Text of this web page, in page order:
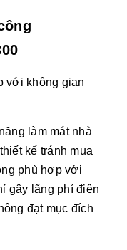
với không gian
làm mát nhà
kế tránh mua
phù hợp với
gây lãng phí điện
đạt mục đích